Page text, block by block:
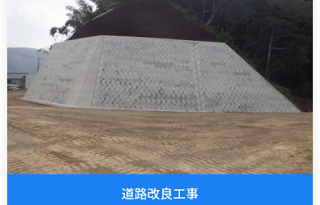
道路改良工事